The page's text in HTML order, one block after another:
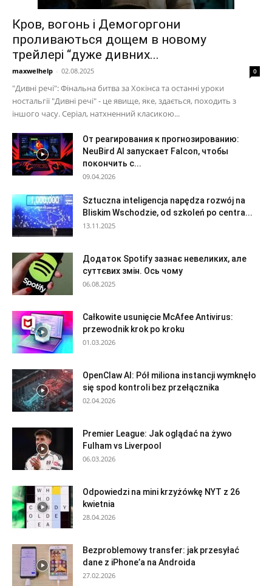
Кров, вогонь і Демогоргони
проливаються дощем в новому
трейлері “дуже дивних...
maxwelhelp - 02.08.2025 0
"Дивні речі": Фінальна битва за Хокінса та останні уроки
ностальгії "Дивні речі" - це явище, яке, здається, походить з
іншого часу. Серіал, натхненний класикою...
От реагирования к прогнозированию:
NeuBird AI запускает Falcon, чтобы
покончить с...
09.04.2026
Sztuczna inteligencja napędza rozwój na
Bliskim Wschodzie, od szkoleń po centra...
13.11.2025
Додаток Spotify зазнає невеликих, але
суттєвих змін. Ось чому
06.08.2025
Całkowite usunięcie McAfee Antivirus:
przewodnik krok po kroku
01.03.2026
OpenClaw AI: Pół miliona instancji wymknęło
się spod kontroli bez przełącznika
02.04.2026
Premier League: Jak oglądać na żywo
Fulham vs Liverpool
06.03.2026
Odpowiedzi na mini krzyżówkę NYT z 26
kwietnia
28.04.2026
Bezproblemowy transfer: jak przesyłać
dane z iPhone’a na Androida
27.02.2026